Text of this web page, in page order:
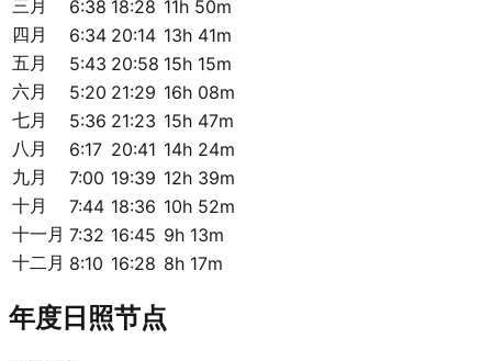
三月 6:38 18:28 11h 50m
四月
6:34 20:14 13h 41m
五月
5:43 20:58 15h 15m
六月
5:20 21:29 16h 08m
七月
5:36 21:23 15h 47m
八月
6:17 20:41 14h 24m
九月
7:00 19:39 12h 39m
十月
7:44 18:36 10h 52m
十一月 7:32 16:45 9h 13m
十二月 8:10 16:28 8h 17m
年度日照节点